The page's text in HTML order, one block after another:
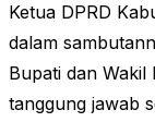
Ketua DPRD
dalam
Bupati dan Wakil
tanggung jawab